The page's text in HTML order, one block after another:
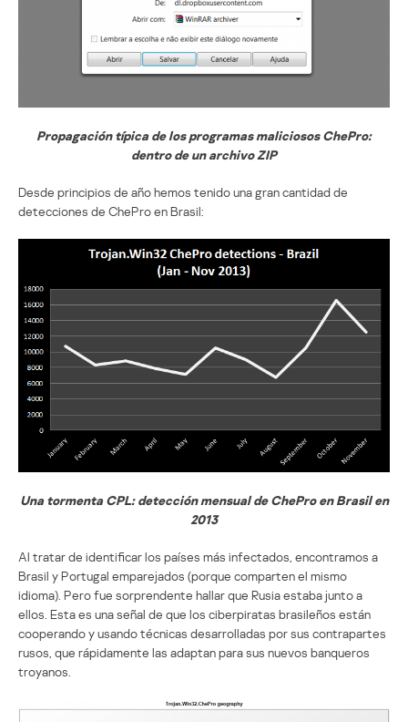
Propagación típica de los programas maliciosos ChePro:
dentro de un archivo ZIP
Desde principios de año hemos tenido una gran cantidad de
detecciones de ChePro en Brasil:
Una tormenta CPL: detección mensual de ChePro en Brasil en
2013
Al tratar de identificar los países más infectados, encontramos a
Brasil y Portugal emparejados (porque comparten el mismo
idioma). Pero fue sorprendente hallar que Rusia estaba junto a
ellos. Esta es una señal de que los ciberpiratas brasileños están
cooperando y usando técnicas desarrolladas por sus contrapartes
rusos, que rápidamente las adaptan para sus nuevos banqueros
troyanos.